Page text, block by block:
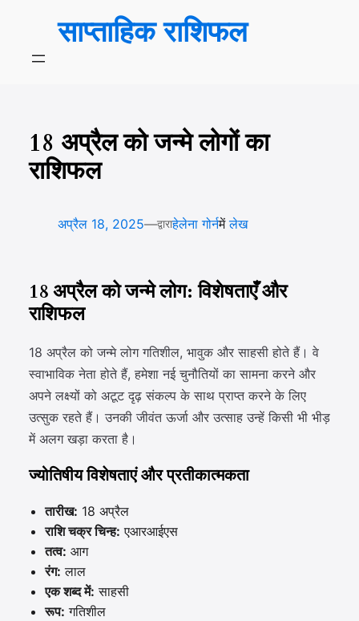
साप्ताहिक राशिफल
18 अप्रैल को जन्मे लोगों का
राशिफल
अप्रैल 18, 2025—द्वाराहेलेना गोर्नमेंलेख
18 अप्रैल को जन्मे लोग: विशेषताएँ और
राशिफल
18 अप्रैल को जन्मे लोग गतिशील, भावुक और साहसी होते हैं। वे
स्वाभाविक नेता होते हैं, हमेशा नई चुनौतियों का सामना करने और
अपने लक्ष्यों को अटूट दृढ़ संकल्प के साथ प्राप्त करने के लिए
उत्सुक रहते हैं। उनकी जीवंत ऊर्जा और उत्साह उन्हें किसी भी भीड़
में अलग खड़ा करता है।
ज्योतिषीय विशेषताएं और प्रतीकात्मकता
तारीख: 18 अप्रैल
राशि चक्र चिन्ह: एआरआईएस
तत्व: आग
रंग: लाल
एक शब्द में: साहसी
रूप: गतिशील